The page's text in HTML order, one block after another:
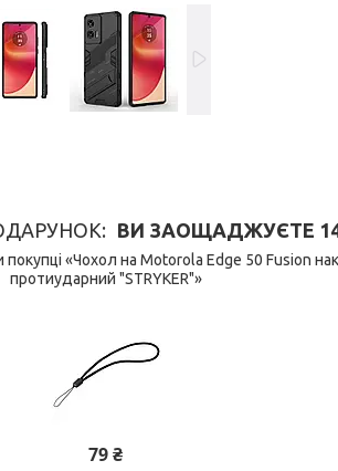
ВИ ЗАОЩАДЖУЄТЕ 149
«Чохол на Motorola Edge 50 Fusion
протиударний "STRYKER"»
79 ₴